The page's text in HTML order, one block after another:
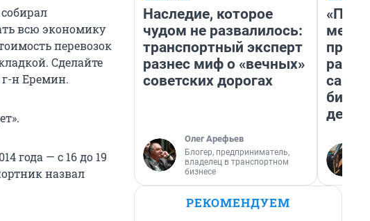
всю экономику
перевозок
Сделайте
н Еремин.
года — с 16 до 19
назвал
Наследие, которое
чудом не развалилось:
транспортный эксперт
разнес миф о «вечных»
советских дорогах
Олег Арефьев
Блогер, предприниматель,
владелец в транспортном
бизнесе
РЕКОМЕНДУЕМ